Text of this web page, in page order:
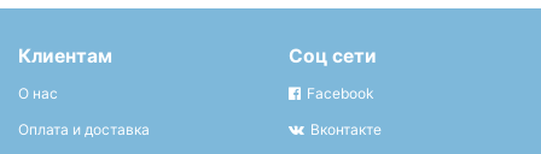
Клиентам
О нас
Оплата и доставка
Соц сети
Facebook
Вконтакте